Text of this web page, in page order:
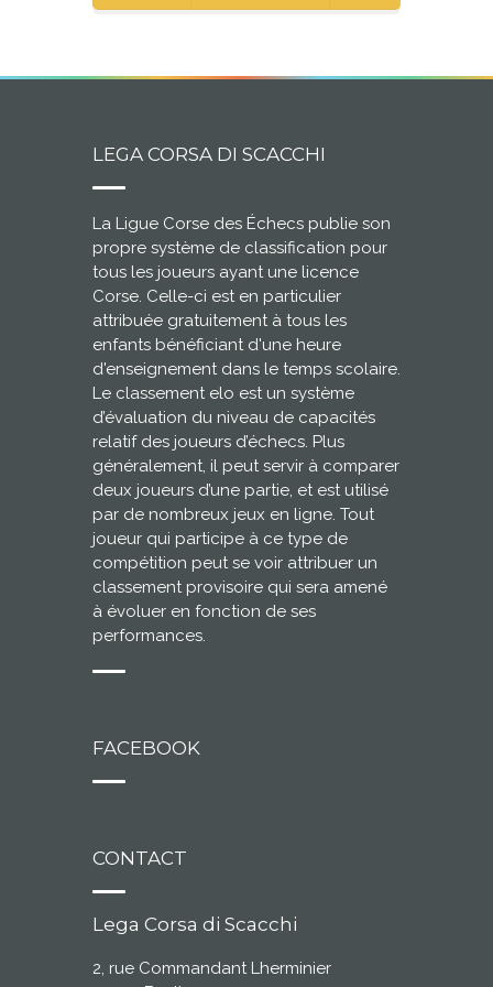
LEGA CORSA DI SCACCHI
La Ligue Corse des Échecs publie son
propre système de classification pour
tous les joueurs ayant une licence
Corse. Celle-ci est en particulier
attribuée gratuitement à tous les
enfants bénéficiant d'une heure
d'enseignement dans le temps scolaire.
Le classement elo est un système
d’évaluation du niveau de capacités
relatif des joueurs d’échecs. Plus
généralement, il peut servir à comparer
deux joueurs d’une partie, et est utilisé
par de nombreux jeux en ligne. Tout
joueur qui participe à ce type de
compétition peut se voir attribuer un
classement provisoire qui sera amené
à évoluer en fonction de ses
performances.
FACEBOOK
CONTACT
Lega Corsa di Scacchi
2, rue Commandant Lherminier